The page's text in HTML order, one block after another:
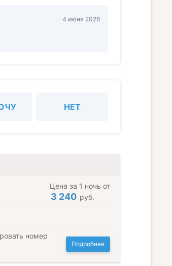
4 июня 2026
НЕТ
Цена за 1 ночь от
3 240 руб.
номер
Подробнее